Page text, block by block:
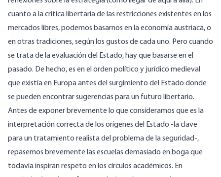
cuanto a la crítica libertaria de las restricciones existentes en los
mercados libres, podemos basarnos en la economía austriaca, o
en otras tradiciones, según los gustos de cada uno. Pero cuando
se trata de la evaluación del Estado, hay que basarse en el
pasado. De hecho, es en el orden político y jurídico medieval
que existía en Europa antes del surgimiento del Estado donde
se pueden encontrar sugerencias para un futuro libertario.
Antes de exponer brevemente lo que consideramos que es la
interpretación correcta de los orígenes del Estado -la clave
para un tratamiento realista del problema de la seguridad-,
repasemos brevemente las escuelas demasiado en boga que
todavía inspiran respeto en los círculos académicos. En